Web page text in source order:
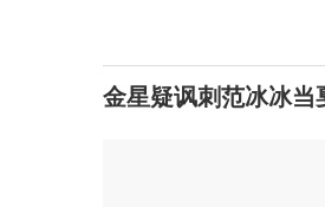
金星疑讽刺范冰冰当